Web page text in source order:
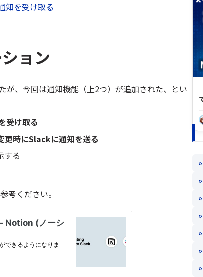
知を受け取る
ョン
、今回は通知機能（上2つ）が追加された、とい
受け取る
更時にSlackに通知を送る
する
考ください。
»
»
»
»
»
»
»